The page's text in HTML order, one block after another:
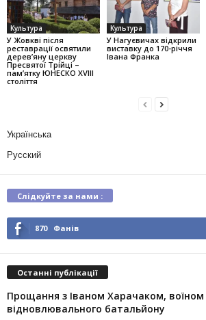
Культура
У Жовкві після
реставрації освятили
дерев’яну церкву
Пресвятої Трійці –
пам’ятку ЮНЕСКО XVIII
століття
Культура
У Нагуєвичах відкрили
виставку до 170-річчя
Івана Франка
Українська
Русский
Слідкуйте за нами :
870 Фанів
Останні публікації
Прощання з Іваном Харачаком,
відновлювального батальйону